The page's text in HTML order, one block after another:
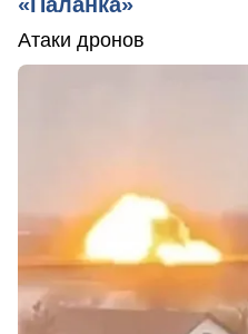
Атаки дронов